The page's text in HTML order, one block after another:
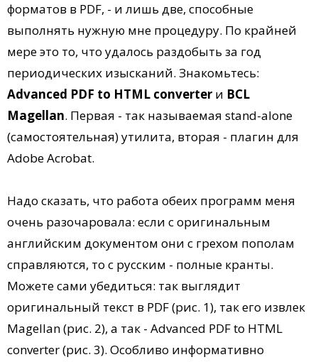
форматов в PDF, - и лишь две, способные
выполнять нужную мне процедуру. По крайней
мере это то, что удалось раздобыть за год
периодических изысканий. Знакомьтесь:
Advanced PDF to HTML converter и BCL
Magellan. Первая - так называемая stand-alone
(самостоятельная) утилита, вторая - плагин для
Adobe Acrobat.
Надо сказать, что работа обеих программ меня
очень разочаровала: если с оригинальным
английским документом они с грехом пополам
справляются, то с русским - полные кранты.
Можете сами убедиться: так выглядит
оригинальный текст в PDF (рис. 1), так его извлек
Magellan (рис. 2), а так - Advanced PDF to HTML
converter (рис. 3). Особливо информативно